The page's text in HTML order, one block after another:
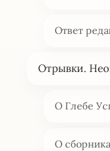
Ответ
Отрывки.
О Глебе
О